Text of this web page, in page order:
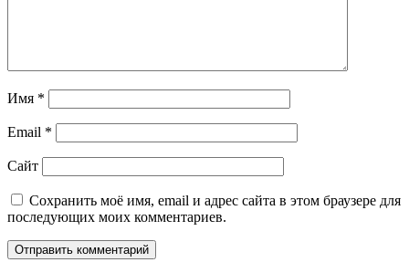
Имя *
Email *
Сайт
Сохранить моё имя, email и адрес сайта в этом браузере для
последующих моих комментариев.